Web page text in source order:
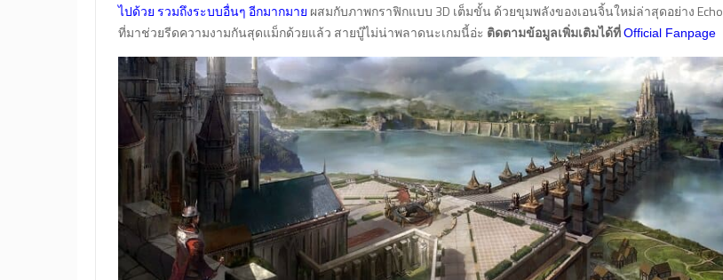
ไปด้วย รวมถึงระบบอื่นๆ อีกมากมาย ผสมกับภาพกราฟิกแบบ 3D เต็มขั้น ด้วยขุมพลังของเอนจิ้นใหม่ล่าสุดอย่าง Echo
ที่มาช่วยรีดความงามกันสุดแม็กด้วยแล้ว สายบู๊ไม่น่าพลาดนะเกมนี้อ่ะ ติดตามข้อมูลเพิ่มเติมได้ที่Official Fanpage